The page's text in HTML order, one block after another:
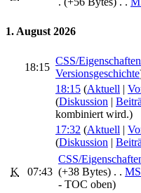
1. August 2026
18:15
CSS/
Versionsgeschichte
18:15 (Aktuell |
(Diskussion |
kombiniert wird.)
17:32 (Aktuell |
(Diskussion |
K 07:43
CSS/
(+38 Bytes) . .
- TOC oben)